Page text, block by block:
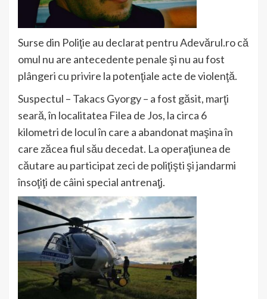
Surse din Poliţie au declarat pentru Adevărul.ro că
omul nu are antecedente penale şi nu au fost
plângeri cu privire la potenţiale acte de violenţă.
Suspectul – Takacs Gyorgy – a fost găsit, marţi
seară, în localitatea Filea de Jos, la circa 6
kilometri de locul în care a abandonat maşina în
care zăcea fiul său decedat. La operaţiunea de
căutare au participat zeci de poliţişti şi jandarmi
însoţiţi de câini special antrenaţj.